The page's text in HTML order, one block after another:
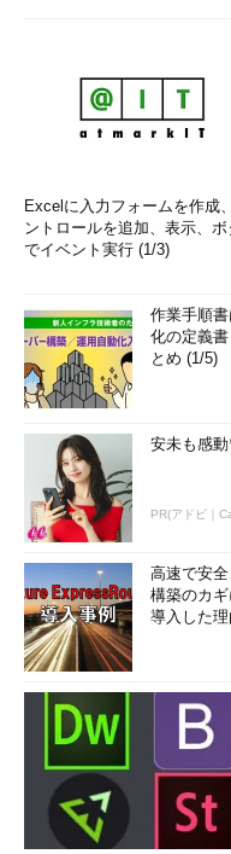
Excelに入力フォームを作成
ントロールを追加、表示、ボ
でイベント実行 (1/3)
作業手順
化の定義
とめ (1/5)
安未も感
PR(アドビ｜
高速で安
構築のカ
導入した理